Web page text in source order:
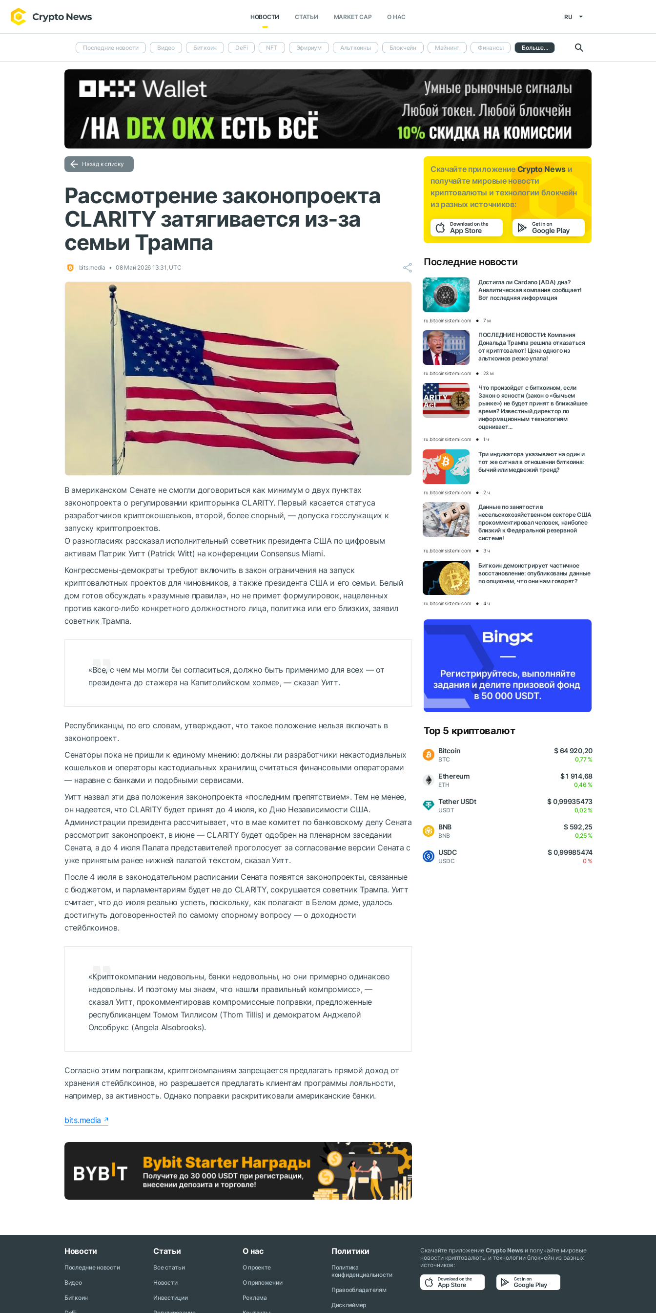
НОВОСТИ СТАТЬИ MARKET CAP О НАС RU
Последние новости Видео Биткоин DeFi NFT Эфириум Альткоины Блокчейн Майнинг Финансы Больше...
Назад к списку
Рассмотрение законопроекта
CLARITY затягивается из-за
семьи Трампа
bits.media 08 Май 2026 13:31, UTC
В американском Сенате не смогли договориться как минимум о двух пунктах
законопроекта о регулировании крипторынка CLARITY. Первый касается статуса
разработчиков криптокошельков, второй, более спорный, — допуска госслужащих к
запуску криптопроектов.
О разногласиях рассказал исполнительный советник президента США по цифровым
активам Патрик Уитт (Patrick Witt) на конференции Consensus Miami.
Конгрессмены-демократы требуют включить в закон ограничения на запуск
криптовалютных проектов для чиновников, а также президента США и его семьи. Белый
дом готов обсуждать «разумные правила», но не примет формулировок, нацеленных
против какого‑либо конкретного должностного лица, политика или его близких, заявил
советник Трампа.
«Все, с чем мы могли бы согласиться, должно быть применимо для всех — от
президента до стажера на Капитолийском холме», — сказал Уитт.
Республиканцы, по его словам, утверждают, что такое положение нельзя включать в
законопроект.
Сенаторы пока не пришли к единому мнению: должны ли разработчики некастодиальных
кошельков и операторы кастодиальных хранилищ считаться финансовыми операторами
— наравне с банками и подобными сервисами.
Уитт назвал эти два положения законопроекта «последним препятствием». Тем не менее,
он надеется, что CLARITY будет принят до 4 июля, ко Дню Независимости США.
Администрации президента рассчитывает, что в мае комитет по банковскому делу Сената
рассмотрит законопроект, в июне — CLARITY будет одобрен на пленарном заседании
Сената, а до 4 июля Палата представителей проголосует за согласование версии Сената с
уже принятым ранее нижней палатой текстом, сказал Уитт.
После 4 июля в законодательном расписании Сената появятся законопроекты, связанные
с бюджетом, и парламентариям будет не до CLARITY, сокрушается советник Трампа. Уитт
считает, что до июля реально успеть, поскольку, как полагают в Белом доме, удалось
достигнуть договоренностей по самому спорному вопросу — о доходности
стейблкоинов.
«Криптокомпании недовольны, банки недовольны, но они примерно одинаково
недовольны. И поэтому мы знаем, что нашли правильный компромисс», —
сказал Уитт, прокомментировав компромиссные поправки, предложенные
республиканцем Томом Тиллисом (Thom Tillis) и демократом Анджелой
Олсобрукс (Angela Alsobrooks).
Согласно этим поправкам, криптокомпаниям запрещается предлагать прямой доход от
хранения стейблкоинов, но разрешается предлагать клиентам программы лояльности,
например, за активность. Однако поправки раскритиковали американские банки.
bits.media
Скачайте приложениеCrypto News и
получайте мировые новости
криптовалюты и технологии блокчейн
из разных источников:
Последние новости
Достигла ли Cardano (ADA) дна?
Аналитическая компания сообщает!
Вот последняя информация
ru.bitcoinsistemi.com 7 м
ПОСЛЕДНИЕ НОВОСТИ: Компания
Дональда Трампа решила отказаться
от криптовалют! Цена одного из
альткоинов резко упала!
ru.bitcoinsistemi.com 23 м
Что произойдет с биткоином, если
Закон о ясности (закон о «бычьем
рынке») не будет принят в ближайшее
время? Известный директор по
информационным технологиям
оценивает...
ru.bitcoinsistemi.com 1 ч
Три индикатора указывают на один и
тот же сигнал в отношении биткоина:
бычий или медвежий тренд?
ru.bitcoinsistemi.com 2 ч
Данные по занятости в
несельскохозяйственном секторе США
прокомментировал человек, наиболее
близкий к Федеральной резервной
системе!
ru.bitcoinsistemi.com 3 ч
Биткоин демонстрирует частичное
восстановление: опубликованы данные
по опционам, что они нам говорят?
ru.bitcoinsistemi.com 4 ч
Top 5 криптовалют
Bitcoin
BTC
$ 64 920,20
0,77 %
Ethereum
ETH
$ 1 914,68
0,46 %
Tether USDt
USDT
$ 0,99935473
0,02 %
BNB
BNB
$ 592,25
0,25 %
USDC
USDC
$ 0,99985474
0 %
Новости
Последние новости
Видео
Биткоин
Статьи
Все статьи
Новости
Инвестиции
О нас
О проекте
О приложении
Реклама
Политики
Политика
конфиденциальности
Правообладателям
Дисклеймер
Скачайте приложениеCrypto News и получайте мировые
новости криптовалюты и технологии блокчейн из разных
источников: